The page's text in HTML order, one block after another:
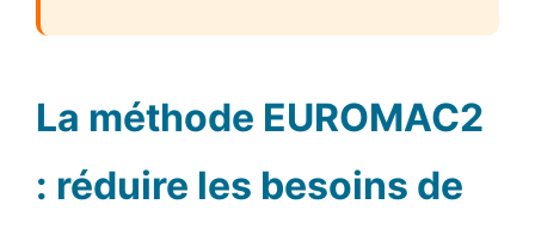
La méthode EUROMAC2
: réduire les besoins de